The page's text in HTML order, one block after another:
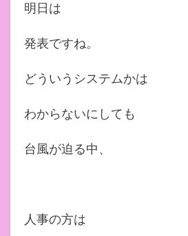
明日は
発表ですね。
どういうシステムかは
わからないにしても
台風が迫る中、
人事の方は